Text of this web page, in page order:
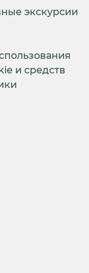
экскурсии
и средств